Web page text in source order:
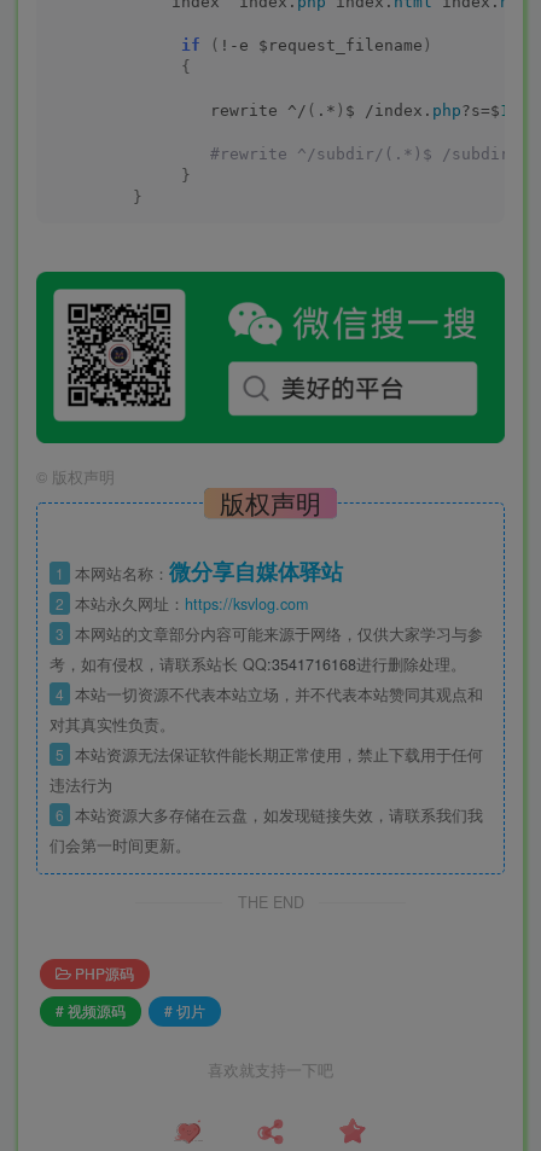
if ( !-e $request_filename )
{
                rewrite ^/
( .* ) $ /index. php?s=$1
#rewrite ^/subdir/(.*)$ /subdir/
}
}
© 版权声明
版权声明
1 本网站名称： 微分享自媒体驿站
2 本站永久网址： https://ksvlog.com
3 本网站的文章部分内容可能来源于网络，仅供大家学习与参
考，如有侵权，请联系站长 QQ:3541716168进行删除处理。
4 本站一切资源不代表本站立场，并不代表本站赞同其观点和
对其真实性负责。
5 本站资源无法保证软件能长期正常使用，禁止下载用于任何
违法行为
6 本站资源大多存储在云盘，如发现链接失效，请联系我们我
们会第一时间更新。
THE END
PHP源码
# 视频源码
# 切片
喜欢就支持一下吧